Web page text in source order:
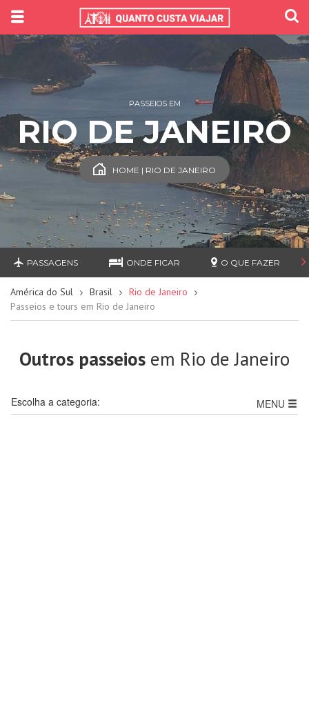
PASSEIOS EM
RIO DE JANEIRO
HOME | RIO DE JANEIRO
PASSAGENS ONDE FICAR O QUE FAZER
América do Sul Brasil
Rio de Janeiro
Passeios e tours em Rio de Janeiro
Outros passeios em Rio de Janeiro
MENU
Escolha a categoria: